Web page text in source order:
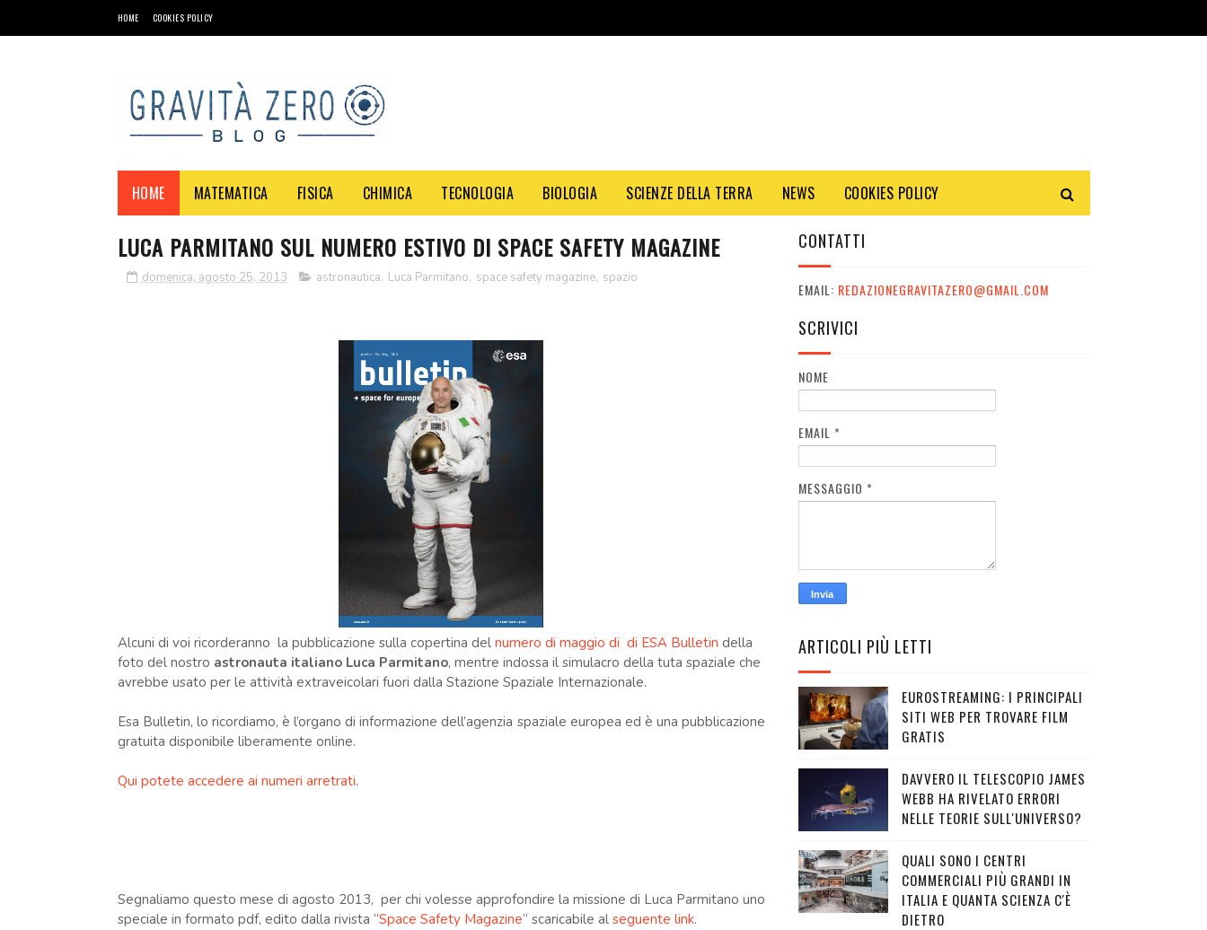
HOME COOKIES POLICY
HOME MATEMATICA FISICA CHIMICA TECNOLOGIA BIOLOGIA SCIENZE DELLA TERRA NEWS COOKIES POLICY
LUCA PARMITANO SUL NUMERO ESTIVO DI SPACE SAFETY MAGAZINE
domenica, agosto 25, 2013 astronautica, Luca Parmitano, space safety magazine, spazio
Alcuni di voi ricorderanno la pubblicazione sulla copertina del numero di maggio di di ESA Bulletin della
foto del nostro astronauta italiano Luca Parmitano, mentre indossa il simulacro della tuta spaziale che
avrebbe usato per le attività extraveicolari fuori dalla Stazione Spaziale Internazionale.
Esa Bulletin, lo ricordiamo, è l’organo di informazione dell’agenzia spaziale europea ed è una pubblicazione
gratuita disponibile liberamente online.
Qui potete accedere ai numeri arretrati.
Segnaliamo questo mese di agosto 2013, per chi volesse approfondire la missione di Luca Parmitano uno
speciale in formato pdf, edito dalla rivista “Space Safety Magazine” scaricabile al seguente link.
CONTATTI
EMAIL: REDAZIONEGRAVITAZERO@GMAIL.COM
SCRIVICI
NOME
EMAIL *
MESSAGGIO *
ARTICOLI PIÙ LETTI
EUROSTREAMING: I PRINCIPALI
SITI WEB PER TROVARE FILM
GRATIS
DAVVERO IL TELESCOPIO JAMES
WEBB HA RIVELATO ERRORI
NELLE TEORIE SULL'UNIVERSO?
QUALI SONO I CENTRI
COMMERCIALI PIÙ GRANDI IN
ITALIA E QUANTA SCIENZA C'È
DIETRO